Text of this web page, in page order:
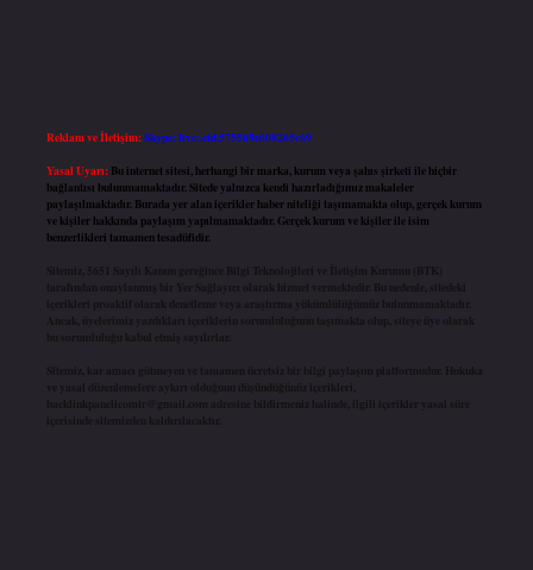
Reklam ve İletişim:Skype: live:.cid.575569c608265c69
Yasal Uyarı: Bu internet sitesi, herhangi bir marka, kurum veya şahıs şirketi ile hiçbir
bağlantısı bulunmamaktadır. Sitede yalnızca kendi hazırladığımız makaleler
paylaşılmaktadır. Burada yer alan içerikler haber niteliği taşımamakta olup, gerçek kurum
ve kişiler hakkında paylaşım yapılmamaktadır. Gerçek kurum ve kişiler ile isim
benzerlikleri tamamen tesadüfidir.
Sitemiz, 5651 Sayılı Kanun gereğince Bilgi Teknolojileri ve İletişim Kurumu (BTK)
tarafından onaylanmış bir Yer Sağlayıcı olarak hizmet vermektedir. Bu nedenle, sitedeki
içerikleri proaktif olarak denetleme veya araştırma yükümlülüğümüz bulunmamaktadır.
Ancak, üyelerimiz yazdıkları içeriklerin sorumluluğunu taşımakta olup, siteye üye olarak
bu sorumluluğu kabul etmiş sayılırlar.
Sitemiz, kar amacı gütmeyen ve tamamen ücretsiz bir bilgi paylaşım platformudur. Hukuka
ve yasal düzenlemelere aykırı olduğunu düşündüğünüz içerikleri,
backlinkpanelicomtr@gmail.com adresine bildirmeniz halinde, ilgili içerikler yasal süre
içerisinde sitemizden kaldırılacaktır.